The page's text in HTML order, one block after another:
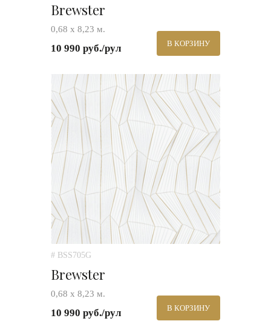
Brewster
0,68 х 8,23 м.
10 990 руб./рул В КОРЗИНУ
# BSS705G
Brewster
0,68 х 8,23 м.
10 990 руб./рул В КОРЗИНУ